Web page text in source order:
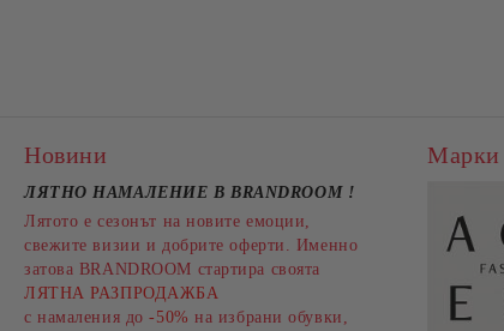
Новини
ЛЯТНО НАМАЛЕНИЕ В BRANDROOM !
Лятото е сезонът на новите емоции,
свежите визии и добрите оферти. Именно
затова BRANDROOM стартира своята
ЛЯТНА РАЗПРОДАЖБА
с намаления до -50% на избрани обувки,
Марки